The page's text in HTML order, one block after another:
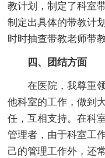
教计划，制定了科室
制定出具体的带教计
时时抽查带教老师带
四、团结方面
在医院，我尊重领
他科室的工作，做到
任，互相支持。在科
管理者，由于科室工
己的管理工作外，还